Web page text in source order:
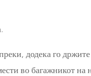
додека го
во багажникот на